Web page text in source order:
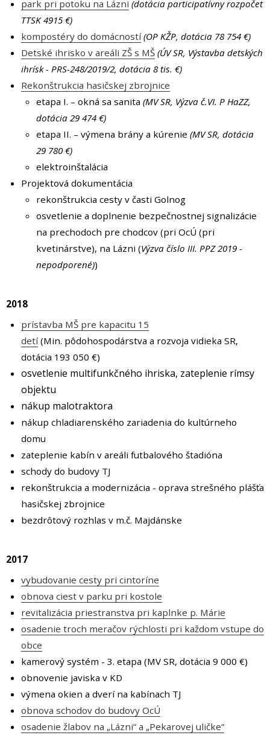
park pri potoku na Lázni (dotácia participatívny rozpočet
TTSK 4915 €)
kompostéry do domácností(OP KŽP, dotácia 78 754 €)
Detské ihrisko v areáli ZŠ s MŠ (ÚV SR, Výstavba detských
ihrísk - PRS-248/2019/2, dotácia 8 tis. €)
Rekonštrukcia hasičskej zbrojnice
etapa I. – okná sa sanita (MV SR, Výzva č.VI. P HaZZ,
dotácia 29 474 €)
etapa II. – výmena brány a kúrenie (MV SR, dotácia
29 780 €)
elektroinštalácia
Projektová dokumentácia
rekonštrukcia cesty v časti Golnog
osvetlenie a doplnenie bezpečnostnej signalizácie
na prechodoch pre chodcov (pri OcÚ (pri
kvetinárstve), na Lázni (Výzva číslo III. PPZ 2019 -
nepodporené))
2018
prístavba MŠ pre kapacitu 15
detí(Min. pôdohospodárstva a rozvoja vidieka SR,
dotácia 193 050 €)
osvetlenie multifunkčného ihriska, zateplenie rímsy
objektu
nákup malotraktora
nákup chladiarenského zariadenia do kultúrneho
domu
zateplenie kabín v areáli futbalového štadióna
schody do budovy TJ
rekonštrukcia a modernizácia - oprava strešného plášťa
hasičskej zbrojnice
bezdrôtový rozhlas v m.č. Majdánske
2017
vybudovanie cesty pri cintoríne
obnova ciest v parku pri kostole
revitalizácia priestranstva pri kaplnke p. Márie
osadenie troch meračov rýchlosti pri každom vstupe do
obce
kamerový systém - 3. etapa (MV SR, dotácia 9 000 €)
obnovenie javiska v KD
výmena okien a dverí na kabínach TJ
obnova schodov do budovy OcÚ
osadenie žlabov na „Lázni“ a „Pekarovej uličke“